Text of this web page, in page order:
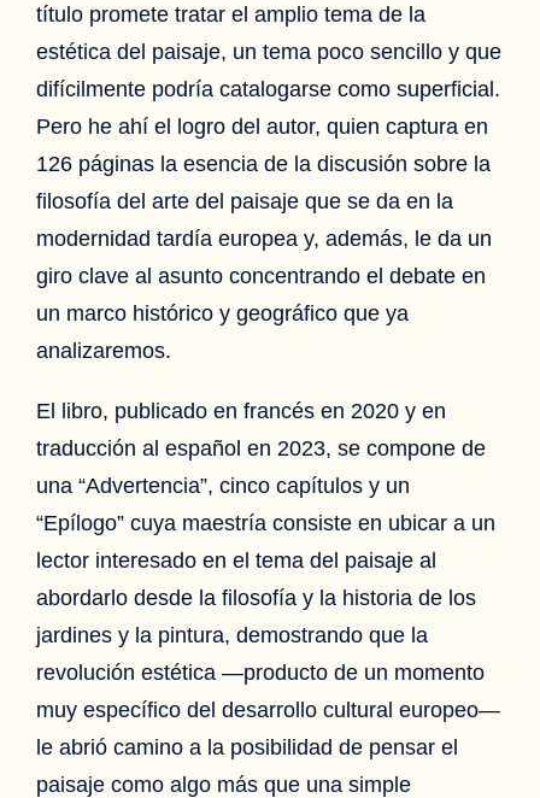
título promete tratar el amplio tema de la
estética del paisaje, un tema poco sencillo y que
difícilmente podría catalogarse como superficial.
Pero he ahí el logro del autor, quien captura en
126 páginas la esencia de la discusión sobre la
filosofía del arte del paisaje que se da en la
modernidad tardía europea y, además, le da un
giro clave al asunto concentrando el debate en
un marco histórico y geográfico que ya
analizaremos.
El libro, publicado en francés en 2020 y en
traducción al español en 2023, se compone de
una “Advertencia”, cinco capítulos y un
“Epílogo” cuya maestría consiste en ubicar a un
lector interesado en el tema del paisaje al
abordarlo desde la filosofía y la historia de los
jardines y la pintura, demostrando que la
revolución estética —producto de un momento
muy específico del desarrollo cultural europeo—
le abrió camino a la posibilidad de pensar el
paisaje como algo más que una simple